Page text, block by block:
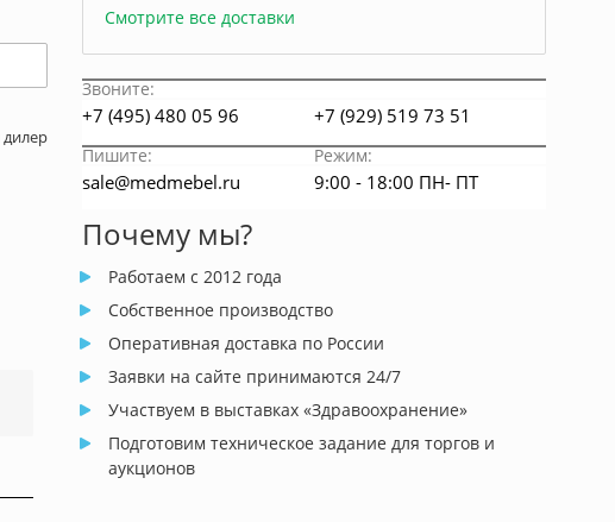
Смотрите все доставки
Звоните:
+7 (495) 480 05 96 +7 (929) 519 73 51
Пишите: Режим:
sale@medmebel.ru 9:00 - 18:00 ПН- ПТ
Почему мы?
Работаем с 2012 года
Собственное производство
Оперативная доставка по России
Заявки на сайте принимаются 24/7
Участвуем в выставках «Здравоохранение»
Подготовим техническое задание для торгов и
аукционов